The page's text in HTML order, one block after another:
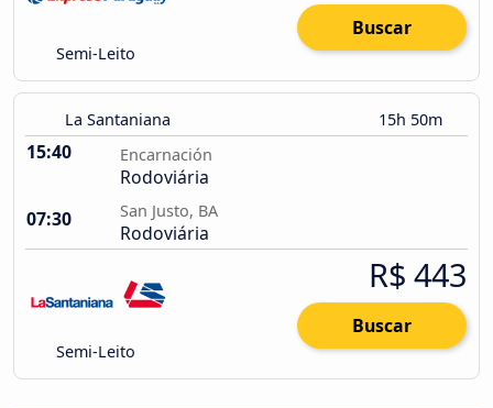
Semi-Leito
Buscar
La Santaniana 15h 50m
15:40 Encarnación
Rodoviária
07:30
San Justo, BA
Rodoviária
Semi-Leito
R$ 443
Buscar